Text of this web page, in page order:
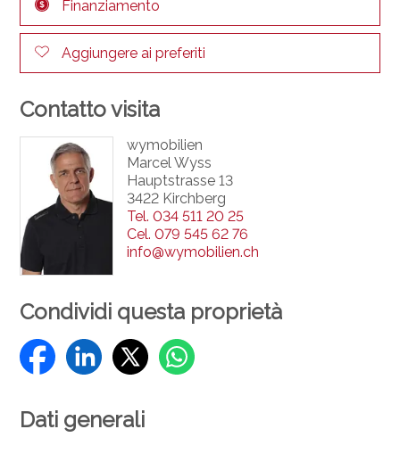
Finanziamento
Aggiungere ai preferiti
Contatto visita
wymobilien
Marcel Wyss
Hauptstrasse 13
3422 Kirchberg
Tel. 034 511 20 25
Cel. 079 545 62 76
info@wymobilien.ch
Condividi questa proprietà
Dati generali